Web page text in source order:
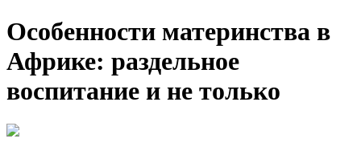
Особенности материнства в
Африке: раздельное
воспитание и не только